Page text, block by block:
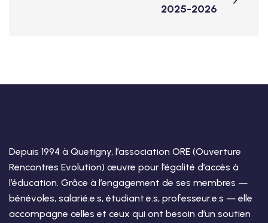
2025-2026
Depuis 1994 à Quetigny, l’association ORE (Ouverture
Rencontres Evolution) œuvre pour l’égalité d’accès à
l’éducation. Grâce à l’engagement de ses membres —
bénévoles, salarié.e.s, étudiant.e.s, professeur.e.s — elle
accompagne celles et ceux qui ont besoin d’un soutien